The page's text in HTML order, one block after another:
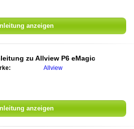
anzeigen
zu Allview P6 eMagic
Allview
anzeigen